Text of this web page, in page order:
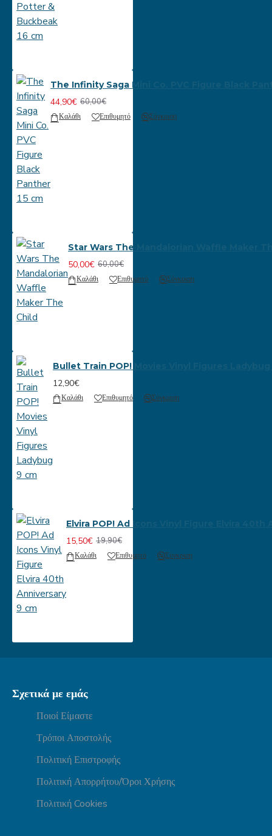
The Infinity Saga Mini Co. PVC Figure Black
44,90€ 60,00€
Καλάθι Επιθυμητό Σύγκριση
Star Wars The Mandalorian Waffle Maker
50,00€ 60,00€
Καλάθι Επιθυμητό Σύγκριση
Bullet Train POP! Movies Vinyl Figures
12,90€
Καλάθι Επιθυμητό Σύγκριση
Elvira POP! Ad Icons Vinyl Figure Elvira 40th
15,50€ 19,90€
Καλάθι Επιθυμητό Σύγκριση
Σχετικά με εμάς
Ποιοί Είμαστε
Τρόποι Αποστολής
Πολιτική Επιστροφής
Πολιτική Απορρήτου/Όροι Χρήσης
Πολιτική Cookies